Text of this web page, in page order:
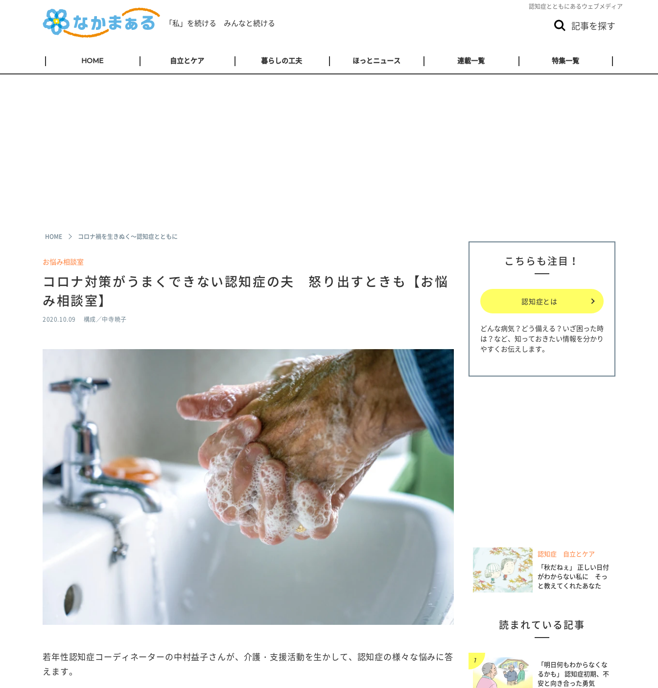
認知症とともにあるウェブメディア
「私」を続ける みんなと続ける 記事を探す
HOME 自立とケア 暮らしの工夫 ほっとニュース 連載一覧 特集一覧
HOME コロナ禍を生きぬく～認知症とともに
お悩み相談室
コロナ対策がうまくできない認知症の夫 怒り出すときも【お悩
み相談室】
2020.10.09 構成／中寺暁子
若年性認知症コーディネーターの中村益子さんが、介護・支援活動を生かして、認知症の様々な悩みに答
えます。
こちらも注目！
認知症とは
どんな病気？どう備える？いざ困った時
は？など、知っておきたい情報を分かり
やすくお伝えします。
認知症 自立とケア
「秋だねぇ」 正しい日付
がわからない私に そっ
と教えてくれたあなた
読まれている記事
「明日何もわからなくな
るかも」 認知症初期、不
安と向き合った勇気